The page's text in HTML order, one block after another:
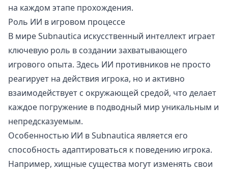
на каждом этапе прохождения.
Роль ИИ в игровом процессе
В мире Subnautica искусственный интеллект играет
ключевую роль в создании захватывающего
игрового опыта. Здесь ИИ противников не просто
реагирует на действия игрока, но и активно
взаимодействует с окружающей средой, что делает
каждое погружение в подводный мир уникальным и
непредсказуемым.
Особенностью ИИ в Subnautica является его
способность адаптироваться к поведению игрока.
Например, хищные существа могут изменять свои